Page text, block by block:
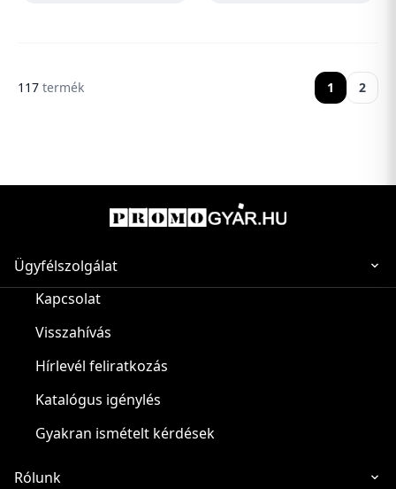
117 termék 1 2
Ügyfélszolgálat
Kapcsolat
Visszahívás
Hírlevél feliratkozás
Katalógus igénylés
Gyakran ismételt kérdések
Rólunk